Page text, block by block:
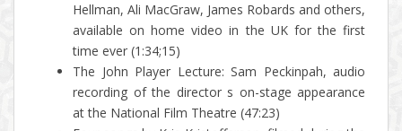
Hellman, Ali MacGraw, James Robards and others,
available on home video in the UK for the first
time ever (1:34;15)
The John Player Lecture: Sam Peckinpah, audio
recording of the director s on-stage appearance
at the National Film Theatre (47:23)